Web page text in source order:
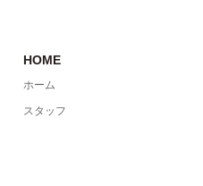
HOME
ホーム
スタッフ